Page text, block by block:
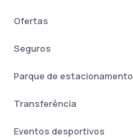
Ofertas
Seguros
Parque de estacionamento
Transferência
Eventos desportivos